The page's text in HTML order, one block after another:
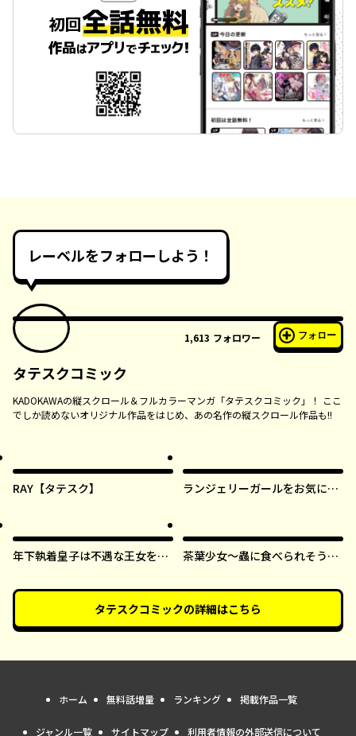
レーベルをフォローしよう！
1,613 フォロワー フォロー
タテスクコミック
KADOKAWAの縦スクロール＆フルカラーマンガ「タテスクコミック」！ ここ
でしか読めないオリジナル作品をはじめ、あの名作の縦スクロール作品も!!
RAY【タテスク】
ランジェリーガールをお気に召
年下執着皇子は不遇な王女を愛
茶葉少女～蟲に食べられそうに
した！～【タテスク】
タテスクコミックの詳細はこちら
ホーム 無料話増量 ランキング 掲載作品一覧
ジャンル一覧 サイトマップ 利用者情報の外部送信について